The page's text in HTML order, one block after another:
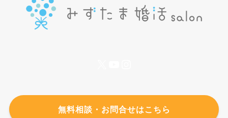
無料相談・お問合せはこちら